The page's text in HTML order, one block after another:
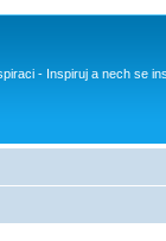
- Inspiruj a nech se